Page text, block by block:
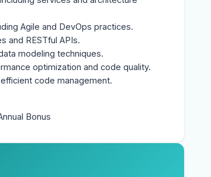
Agile and DevOps practices.
and RESTful APIs.
modeling techniques.
optimization and code quality.
code management.
Bonus